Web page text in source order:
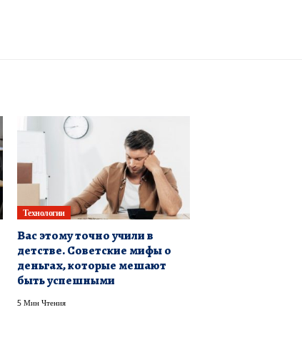
Технологии
Вас этому точно учили в
детстве. Советские мифы о
деньгах, которые мешают
быть успешными
5 Мин Чтения